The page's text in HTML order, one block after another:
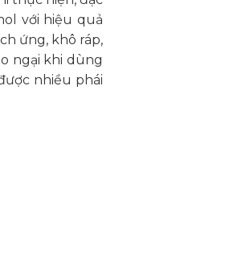
với hiệu quả
ứng, khô ráp,
ngại khi dùng
nhiều phái